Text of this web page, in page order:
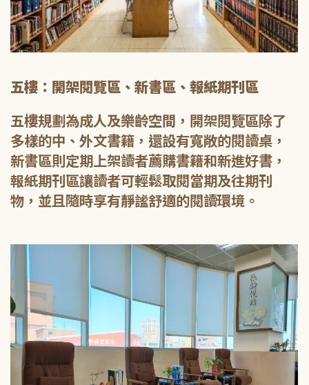
五樓：開架閱覽區、新書區、報紙期刊區
五樓規劃為成人及樂齡空間，開架閱覽區除了
多樣的中、外文書籍，還設有寬敞的閱讀桌，
新書區則定期上架讀者薦購書籍和新進好書，
報紙期刊區讓讀者可輕鬆取閱當期及往期刊
物，並且隨時享有靜謐舒適的閱讀環境。